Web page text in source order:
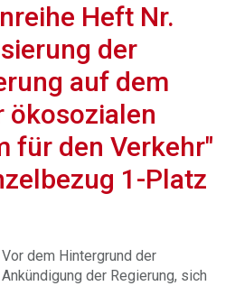
Heft Nr.
der
auf dem
ökosozialen
für den Verkehr"
1-Platz
Vor dem Hintergrund der
Ankündigung der Regierung, sich